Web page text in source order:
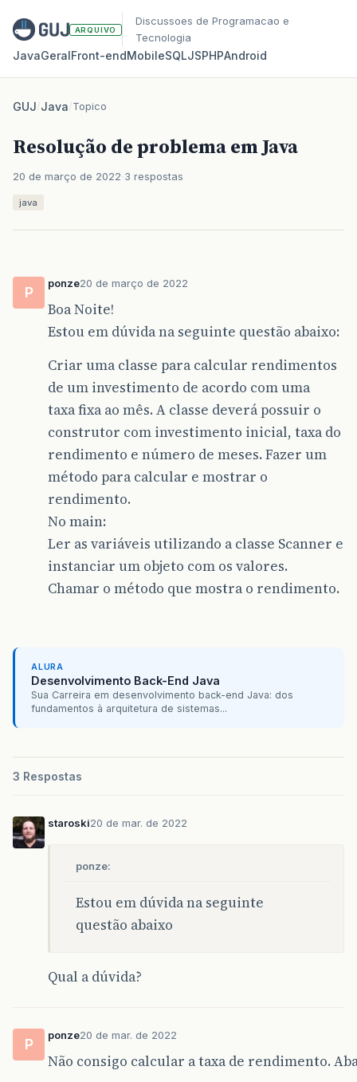
ARQUIVO
Discussoes de Programacao e
Tecnologia
JavaGeralFront‑endMobileSQLJSPHPAndroid
GUJ/Java/Topico
Resolução de problema em Java
20 de março de 2022 3 respostas
java
P
ponze20 de março de 2022
Boa Noite!
Estou em dúvida na seguinte questão abaixo:
Criar uma classe para calcular rendimentos
de um investimento de acordo com uma
taxa fixa ao mês. A classe deverá possuir o
construtor com investimento inicial, taxa do
rendimento e número de meses. Fazer um
método para calcular e mostrar o
rendimento.
No main:
Ler as variáveis utilizando a classe Scanner e
instanciar um objeto com os valores.
Chamar o método que mostra o rendimento.
ALURA
Desenvolvimento Back-End Java
Sua Carreira em desenvolvimento back-end Java: dos
fundamentos à arquitetura de sistemas...
3 Respostas
staroski20 de mar. de 2022
ponze:
Estou em dúvida na seguinte
questão abaixo
Qual a dúvida?
P
ponze20 de mar. de 2022
Não consigo calcular a taxa de rendimento.